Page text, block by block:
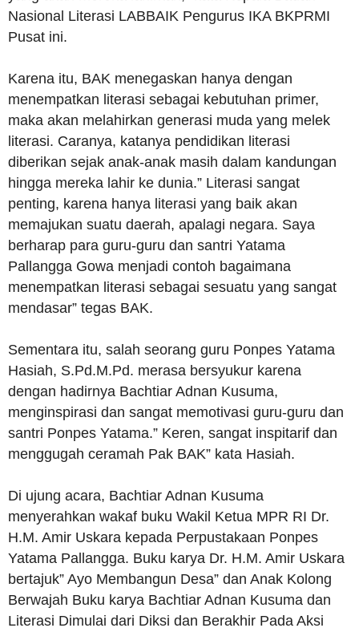
Nasional Literasi LABBAIK Pengurus IKA BKPRMI
Pusat ini.
Karena itu, BAK menegaskan hanya dengan
menempatkan literasi sebagai kebutuhan primer,
maka akan melahirkan generasi muda yang melek
literasi. Caranya, katanya pendidikan literasi
diberikan sejak anak-anak masih dalam kandungan
hingga mereka lahir ke dunia.” Literasi sangat
penting, karena hanya literasi yang baik akan
memajukan suatu daerah, apalagi negara. Saya
berharap para guru-guru dan santri Yatama
Pallangga Gowa menjadi contoh bagaimana
menempatkan literasi sebagai sesuatu yang sangat
mendasar” tegas BAK.
Sementara itu, salah seorang guru Ponpes Yatama
Hasiah, S.Pd.M.Pd. merasa bersyukur karena
dengan hadirnya Bachtiar Adnan Kusuma,
menginspirasi dan sangat memotivasi guru-guru dan
santri Ponpes Yatama.” Keren, sangat inspitarif dan
menggugah ceramah Pak BAK” kata Hasiah.
Di ujung acara, Bachtiar Adnan Kusuma
menyerahkan wakaf buku Wakil Ketua MPR RI Dr.
H.M. Amir Uskara kepada Perpustakaan Ponpes
Yatama Pallangga. Buku karya Dr. H.M. Amir Uskara
bertajuk” Ayo Membangun Desa” dan Anak Kolong
Berwajah Buku karya Bachtiar Adnan Kusuma dan
Literasi Dimulai dari Diksi dan Berakhir Pada Aksi